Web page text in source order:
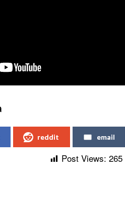
reddit email
Post Views: 265